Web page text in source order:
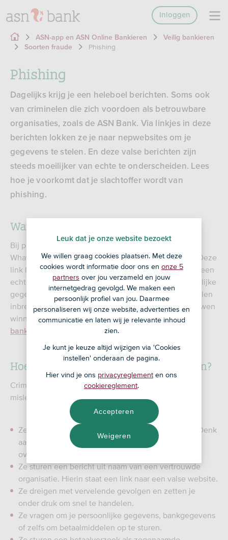
Inloggen
ASN-app en ASN Online Bankieren
Veilig bankieren
Soorten fraude
Phishing
Phishing
Dagelijks krijg je een heleboel berichten. Soms ook
van criminelen die zich voordoen als betrouwbare
organisaties, zoals de ASN Bank. Via linkjes in deze
berichten lokken ze je naar nepwebsites om je
gegevens te stelen. En deze valse berichten zijn
steeds moeilijker van echte te onderscheiden. Lees
hoe je voorkomt dat je slachtoffer wordt van
phishing.
Wat is het?
Bij phishing verleiden criminelen je via e-mail, sms,
WhatsApp of social media om op een link te klikken. Deze
link leidt naar een valse website die sprekend lijkt op een
echte. Zonder het te weten log je in of laat je persoonlijke
gegevens achter. Met deze gegevens kunnen criminelen
inbreken op je account, betalingen doen of je vertrouwen
winnen bij een andere vorm van fraude, zoals
bankhelpdeskfraude
Hoe proberen criminelen je te misleiden?
Criminelen gebruiken verschillende trucs om je te
misleiden. Dit zijn enkele voorbeelden:
Ze doen zich voor als een vertrouwde organisatie. Denk
aan een bank, pakketdienst, telecomprovider of
overheidsorganisatie.
Ze sturen een bericht uit naam van een vertrouwde
organisatie. Hierin staat een link naar een valse website.
Ze dreigen met vervelende gevolgen en zetten je
onder druk om snel te handelen.
Ze vragen om je persoonlijke gegevens, bankgegevens
of zelfs om betaalmiddelen op te sturen.
Leuk dat je onze website bezoekt
We willen graag cookies plaatsen. Met deze
cookies wordt informatie door ons en onze 5
partners over jou verzameld en jouw
internetgedrag gevolgd. We maken een
persoonlijk profiel van jou. Daarmee
personaliseren wij onze website, advertenties en
communicatie en laten wij je relevante inhoud
zien.
Je kunt je keuze altijd wijzigen via 'Cookies
instellen' onderaan de pagina.
Hier vind je ons privacyreglement en ons
cookiereglement.
Weigeren
Accepteren